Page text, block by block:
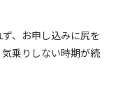
、お申し込みに尻を
乗りしない時期が続